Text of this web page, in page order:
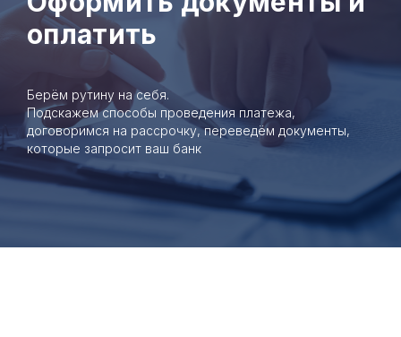
оплатить
Берём рутину на себя.
Подскажем способы проведения платежа,
договоримся на рассрочку, переведём документы,
которые запросит ваш банк